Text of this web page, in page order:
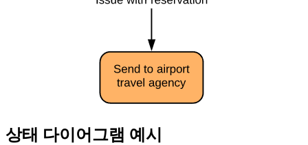
상태 다이어그램 예시